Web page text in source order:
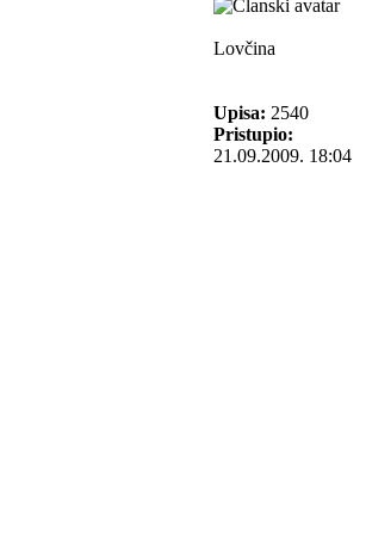
Lovčina
Upisa: 2540
Pristupio:
21.09.2009. 18:04